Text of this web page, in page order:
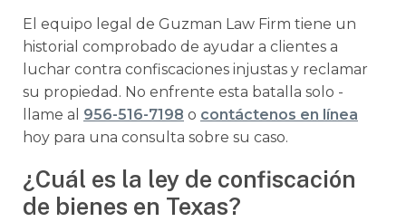
El equipo legal de Guzman Law Firm tiene un
historial comprobado de ayudar a clientes a
luchar contra confiscaciones injustas y reclamar
su propiedad. No enfrente esta batalla solo -
llame al 956-516-7198 o contáctenos en línea
hoy para una consulta sobre su caso.
¿Cuál es la ley de confiscación
de bienes en Texas?